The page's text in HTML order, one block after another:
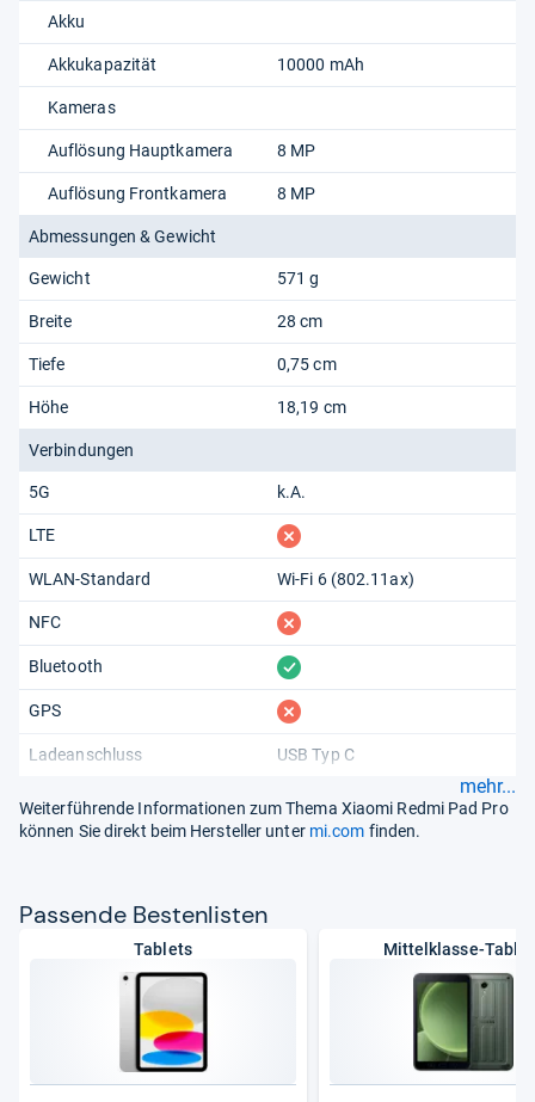
Akku
Akkukapazität 10000 mAh
Kameras
Auflösung Hauptkamera 8 MP
Auflösung Frontkamera 8 MP
Abmessungen & Gewicht
Gewicht 571 g
Breite 28 cm
Tiefe 0,75 cm
Höhe 18,19 cm
Verbindungen
5G k.A.
LTE fehlt
WLAN-Standard Wi-Fi 6 (802.11​ax)
NFC fehlt
Bluetooth vorhanden
GPS fehlt
Ladeanschluss USB Typ C
mehr...
Weiterführende Informationen zum Thema Xiaomi Redmi Pad Pro
können Sie direkt beim Hersteller unter mi.com finden.
Pas­sende Bes­ten­lis­ten
Tablets Mittelklasse-